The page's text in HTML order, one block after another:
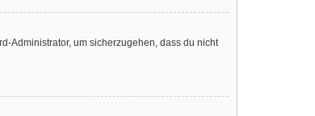
Administrator, um sicherzugehen, dass du nicht